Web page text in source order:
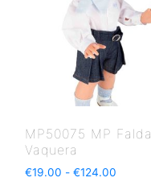
MP50075 MP Falda
Vaquera
€19.00 - €124.00